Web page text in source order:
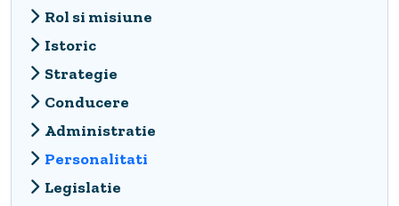
Rol si misiune
Istoric
Strategie
Conducere
Administratie
Personalitati
Legislatie